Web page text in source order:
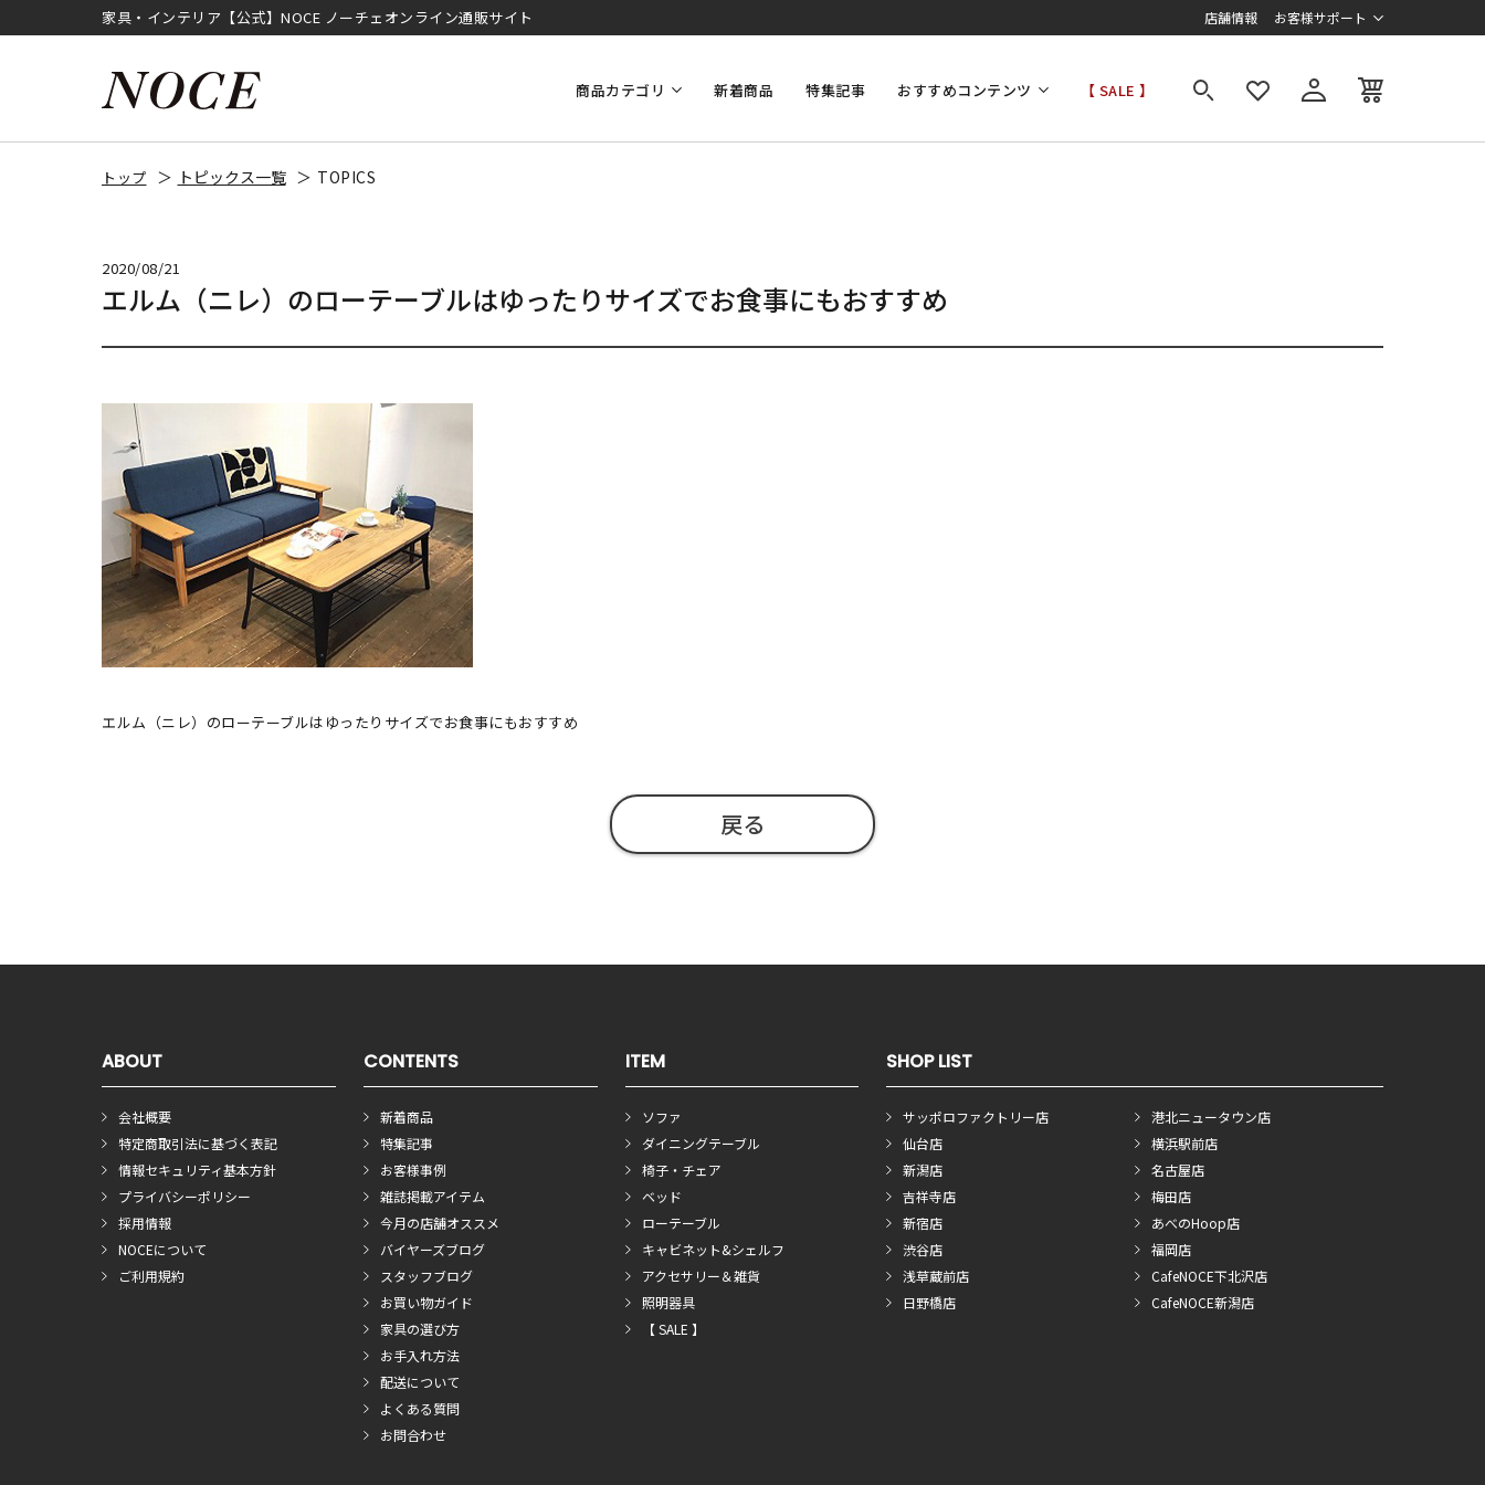
家具・インテリア【公式】NOCE ノーチェオンライン通販サイト 店舗情報 お客様サポート
商品カテゴリ 新着商品 特集記事 おすすめコンテンツ 【 SALE 】
トップ トピックス一覧 TOPICS
2020/08/21
エルム（ニレ）のローテーブルはゆったりサイズでお食事にもおすすめ
エルム（ニレ）のローテーブルはゆったりサイズでお食事にもおすすめ
戻る
ABOUT
会社概要
特定商取引法に基づく表記
情報セキュリティ基本方針
プライバシーポリシー
採用情報
NOCEについて
ご利用規約
CONTENTS
新着商品
特集記事
お客様事例
雑誌掲載アイテム
今月の店舗オススメ
バイヤーズブログ
スタッフブログ
お買い物ガイド
家具の選び方
お手入れ方法
配送について
よくある質問
お問合わせ
ITEM
ソファ
ダイニングテーブル
椅子・チェア
ベッド
ローテーブル
キャビネット&シェルフ
アクセサリー＆雑貨
照明器具
【 SALE 】
SHOP LIST
サッポロファクトリー店
仙台店
新潟店
吉祥寺店
新宿店
渋谷店
浅草蔵前店
日野橋店
港北ニュータウン店
横浜駅前店
名古屋店
梅田店
あべのHoop店
福岡店
CafeNOCE下北沢店
CafeNOCE新潟店